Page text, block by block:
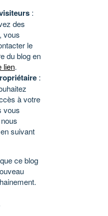
:
des
vous
le
du blog en
lien.
:
à votre
vous
suivant
ce blog